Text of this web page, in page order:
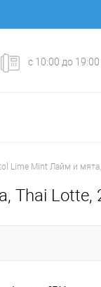
с 10:00 до
Lime Mint Лайм и
Thai